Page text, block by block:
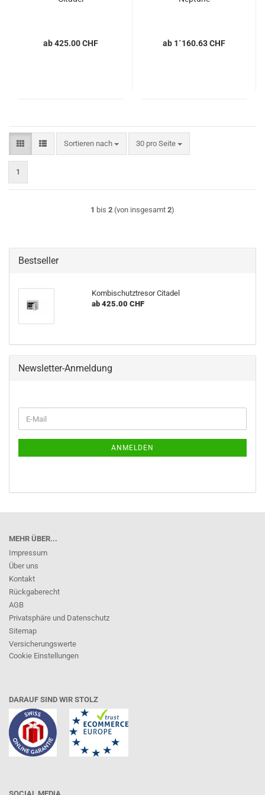
ab 425.00 CHF ab 1´160.63 CHF
Sortieren nach
Sortieren nach 30 pro Seite
pro Seite
1
1 bis 2 (von insgesamt 2)
Bestseller
Kombischutztresor Citadel
ab 425.00 CHF
Newsletter-Anmeldung
ZUR
E-
Mail
ANMELDEN
MEHR ÜBER...
Impressum
Über uns
Kontakt
Rückgaberecht
AGB
Privatsphäre und Datenschutz
Sitemap
Versicherungswerte
Cookie Einstellungen
DARAUF SIND WIR STOLZ